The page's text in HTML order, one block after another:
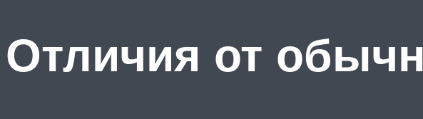
Отличия от